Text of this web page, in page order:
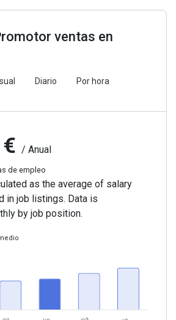
ventas en
Diario Por hora
/ Anual
de empleo
as the average of salary
in job listings. Data is
by job position.